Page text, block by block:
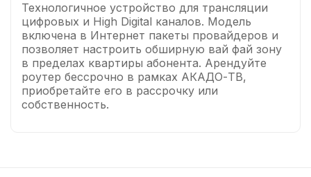
Технологичное устройство для трансляции
цифровых и High Digital каналов. Модель
включена в Интернет пакеты провайдеров и
позволяет настроить обширную вай фай зону
в пределах квартиры абонента. Арендуйте
роутер бессрочно в рамках АКАДО-ТВ,
приобретайте его в рассрочку или
собственность.